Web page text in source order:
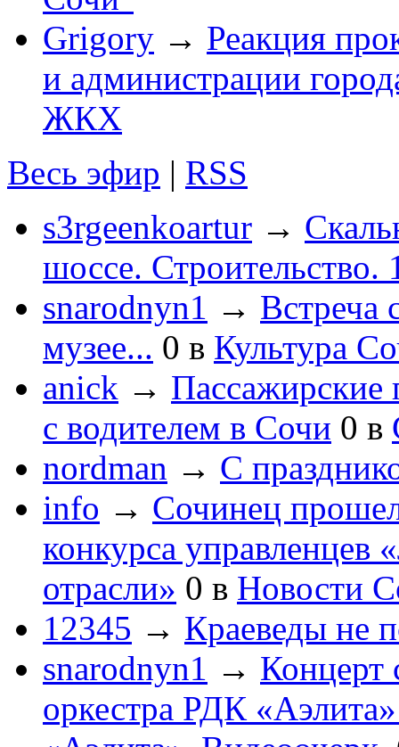
Grigory → Реакция
и администрации
ЖКХ
Весь эфир | RSS
s3rgeenkoartur →
шоссе. Строительство.
snarodnyn1 → Встреча
музее... 0 в Культура
anick → Пассажирские
с водителем в Сочи 0 в
nordman → С
info → Сочинец
конкурса управленцев
отрасли» 0 в Новости
12345 → Краеведы не
snarodnyn1 → Концерт
оркестра РДК